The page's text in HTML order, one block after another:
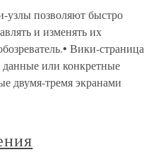
позволяют быстро
и изменять их
Вики-страница
данные или конкретные
двумя-тремя экранами